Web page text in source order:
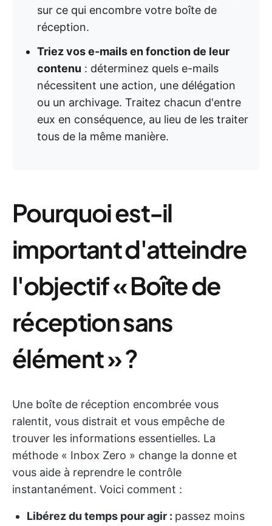
sur ce qui encombre votre boîte de
réception.
Triez vos e-mails en fonction de leur
contenu : déterminez quels e-mails
nécessitent une action, une délégation
ou un archivage. Traitez chacun d'entre
eux en conséquence, au lieu de les traiter
tous de la même manière.
Pourquoi est-il
important d'atteindre
l'objectif « Boîte de
réception sans
élément » ?
Une boîte de réception encombrée vous
ralentit, vous distrait et vous empêche de
trouver les informations essentielles. La
méthode « Inbox Zero » change la donne et
vous aide à reprendre le contrôle
instantanément. Voici comment :
Libérez du temps pour agir : passez moins